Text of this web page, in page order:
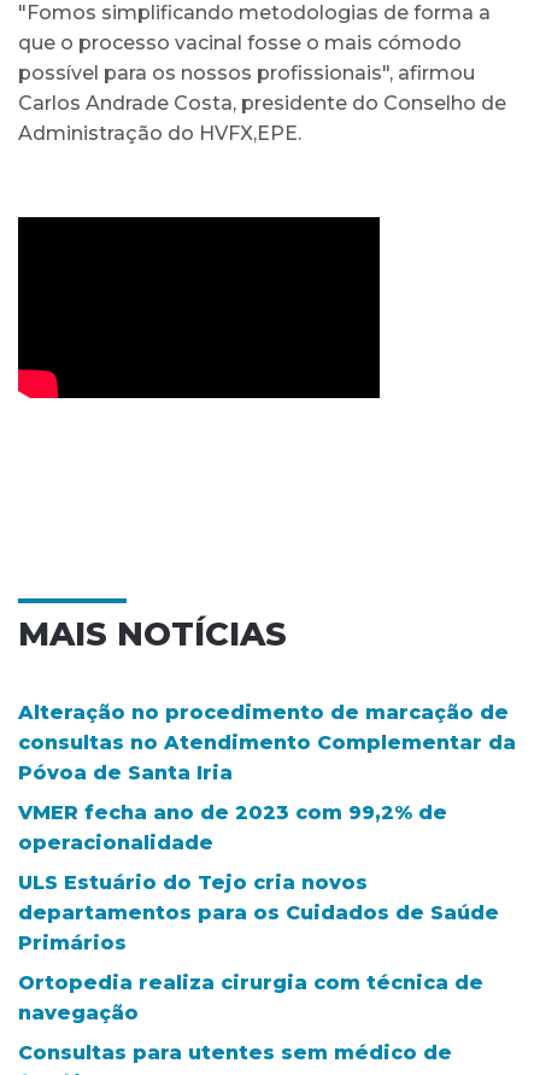
"Fomos simplificando metodologias de forma a
que o processo vacinal fosse o mais cómodo
possível para os nossos profissionais", afirmou
Carlos Andrade Costa, presidente do Conselho de
Administração do HVFX,EPE.
MAIS NOTÍCIAS
Alteração no procedimento de marcação de
consultas no Atendimento Complementar da
Póvoa de Santa Iria
VMER fecha ano de 2023 com 99,2% de
operacionalidade
ULS Estuário do Tejo cria novos
departamentos para os Cuidados de Saúde
Primários
Ortopedia realiza cirurgia com técnica de
navegação
Consultas para utentes sem médico de